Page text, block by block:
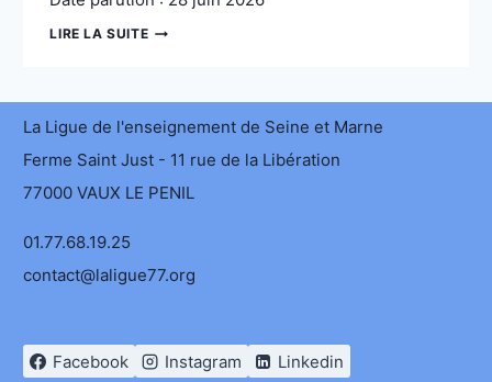
LIRE LA SUITE CERTIF’ASSO
La Ligue de l'enseignement de Seine et Marne
Ferme Saint Just - 11 rue de la Libération
77000 VAUX LE PENIL
01.77.68.19.25
contact@laligue77.org
Facebook Instagram Linkedin